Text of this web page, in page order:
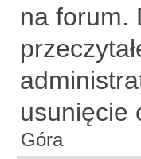
na forum.
usunięcie
Góra